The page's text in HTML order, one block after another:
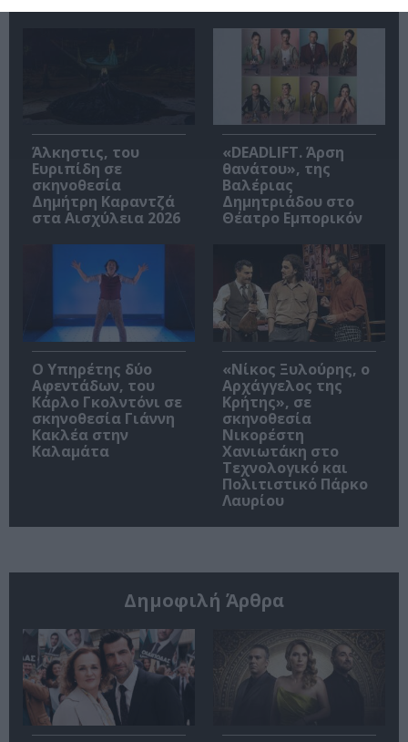
Άλκηστις, του
Ευριπίδη σε
σκηνοθεσία
Δημήτρη Καραντζά
στα Αισχύλεια 2026
«DEADLIFT. Άρση
θανάτου», της
Βαλέριας
Δημητριάδου στο
Θέατρο Εμπορικόν
Ο Υπηρέτης δύο
Αφεντάδων, του
Κάρλο Γκολντόνι σε
σκηνοθεσία Γιάννη
Κακλέα στην
Καλαμάτα
«Νίκος Ξυλούρης, ο
Αρχάγγελος της
Κρήτης», σε
σκηνοθεσία
Νικορέστη
Χανιωτάκη στο
Τεχνολογικό και
Πολιτιστικό Πάρκο
Λαυρίου
Δημοφιλή Άρθρα